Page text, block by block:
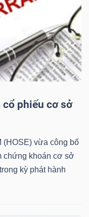
cổ phiếu cơ sở
(HOSE) vừa công bố
chứng khoán cơ sở
kỳ phát hành